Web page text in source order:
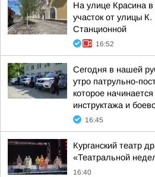
На улице Красина
участок от улицы
Станционной
16:52
Сегодня в нашей
утро патрульно-
которое
инструктажа и
16:45
Курганский театр
«Театральной
16:40